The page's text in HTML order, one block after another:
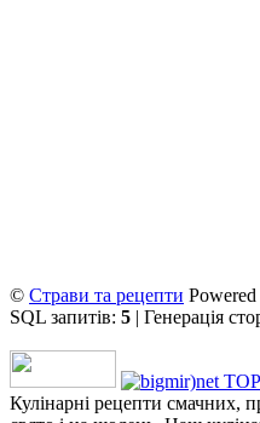
© Страви та рецепти
SQL запитів: 5 | Генерація
Кулінарні рецепти смачних,